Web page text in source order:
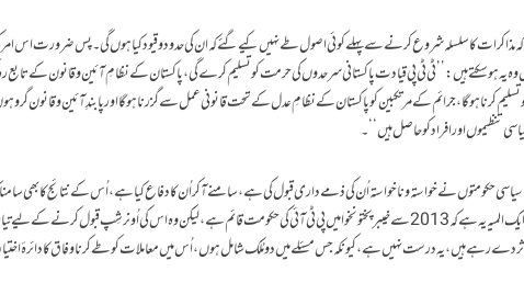
کہ مذاکرات کا سلسلہ شروع کرنے سے پہلے کوئی اصول طے نہیں کیے گئے کہ ان کی حدود وقیود کیا ہوں گی۔ پس ضرورت اس
یہ ہوسکتے ہیں:’’ ٹی ٹی پی قیادت پاکستانی سرحدوں کی حرمت کو تسلیم کرے گی، پاکستان کے نظامِ آئین وقانون کے تابع
کرنا ہوگا،جرائم کے مرتکبین کو پاکستان کے نظامِ عدل کے تحت قانونی عمل سے گزرنا ہوگا اور پابندِ آئین وقانون
تنظیموں اور افراد کو حاصل ہیں‘‘۔
حکومتوں نے خواستہ وناخواستہ اُن کی ذمے داری قبول کی ہے، سامنے آکر اُن کا دفاع کیا ہے، اُس کے نتائج کا بھی
جانی اور مالی نقصانات بھی برداشت کیے ہیں، لیکن ایک المیہ یہ ہے کہ 2013سے خیبرپختونخوا میں پی ٹی آئی کی حکومت قائم ہے، لیکن وہ اس کی اُونر شِپ قبول کرنے
دے رہے ہیں ،یہ درست نہیں ہے ، کیونکہ جس مسئلے میں دو مُلک شامل ہوں ،اُس میں معاملات کو طے کرنا وفاق کا دائرۂ